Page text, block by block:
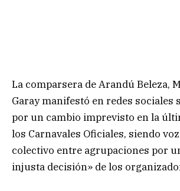
La comparsera de Arandú Beleza,
Garay manifestó en redes sociales
por un cambio imprevisto en la
los Carnavales Oficiales, siendo
colectivo entre agrupaciones por
injusta decisión» de los